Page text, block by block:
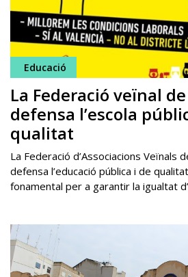
Educació
La Federació veïnal
defensa l’escola
qualitat
La Federació d’Associacions Veïnals
defensa l’educació pública i de
fonamental per a garantir la igualtat